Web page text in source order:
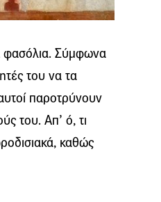
φασόλια. Σύμφωνα
του να τα
παροτρύνουν
του. Απ’ ό, τι
καθώς